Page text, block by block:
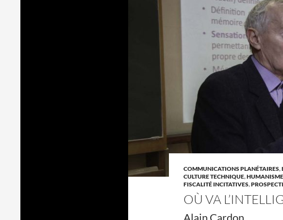
COMMUNICATIONS PLANÉTAIRES,
CULTURE TECHNIQUE,
FISCALITÉ INCITATIVES,
OÙ VA
Alain Cardon